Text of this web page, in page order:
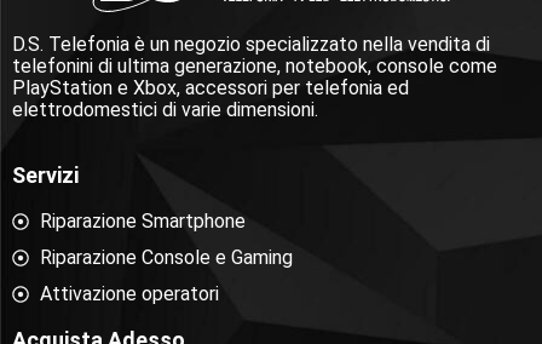
D.S. Telefonia è un negozio specializzato nella vendita di
telefonini di ultima generazione, notebook, console come
PlayStation e Xbox, accessori per telefonia ed
elettrodomestici di varie dimensioni.
Servizi
Riparazione Smartphone
Riparazione Console e Gaming
Attivazione operatori